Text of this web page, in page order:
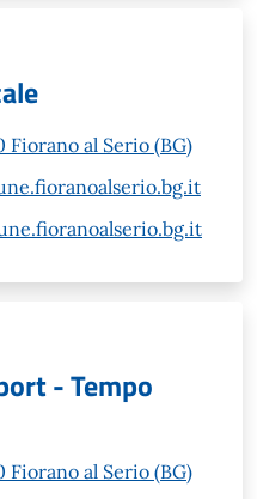
Fiorano al Serio (BG)
- Tempo
Fiorano al Serio (BG)